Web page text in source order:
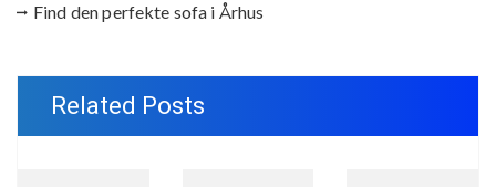
Find den perfekte sofa i Århus
Related Posts